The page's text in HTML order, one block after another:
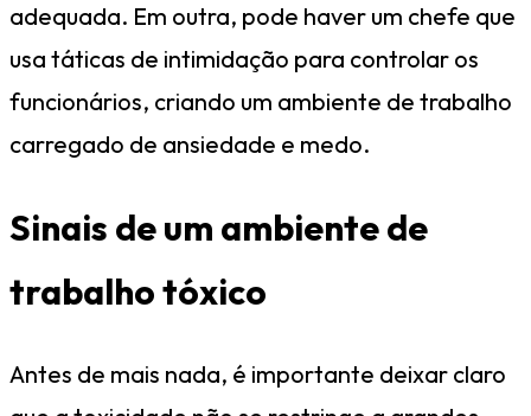
adequada. Em outra, pode haver um chefe que
usa táticas de intimidação para controlar os
funcionários, criando um ambiente de trabalho
carregado de ansiedade e medo.
Sinais de um ambiente de
trabalho tóxico
Antes de mais nada, é importante deixar claro